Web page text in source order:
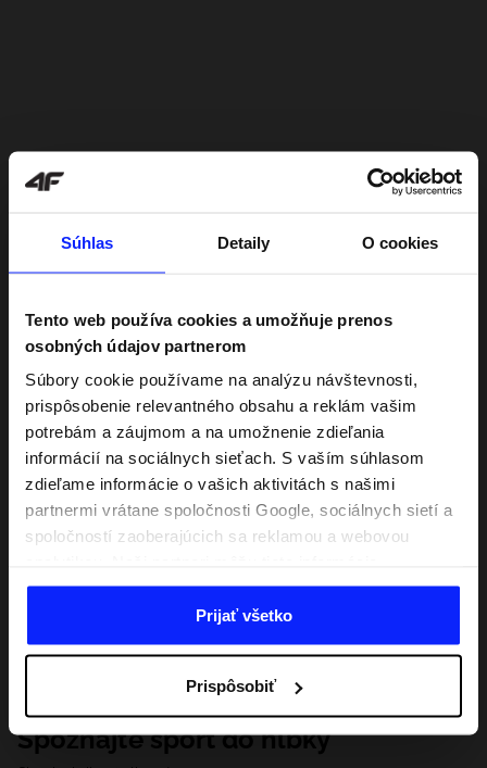
Súhlas Detaily O cookies
Tento web používa cookies a umožňuje prenos
osobných údajov partnerom
Súbory cookie používame na analýzu návštevnosti,
prispôsobenie relevantného obsahu a reklám vašim
potrebám a záujmom a na umožnenie zdieľania
informácií na sociálnych sieťach. S vaším súhlasom
zdieľame informácie o vašich aktivitách s našimi
partnermi vrátane spoločnosti Google, sociálnych sietí a
spoločností zaoberajúcich sa reklamou a webovou
kombinovať s inými, ktoré poskytnete mimo tejto
webovej stránky, ako aj s údajmi, ktoré získajú v
dôsledku vášho používania ich služieb. S vaším
našim partnerom, aby sme zacielili a zlepšili spôsob
zobrazovania online reklamy, vykonali analytický
prieskum, upravili obsah a zlepšili riešenia ponúkané
Prijať všetko
Prispôsobiť
Spoznajte šport do hĺbky